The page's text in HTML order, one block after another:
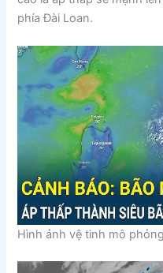
phía Đài Loan.
Hình ảnh vệ tinh mô